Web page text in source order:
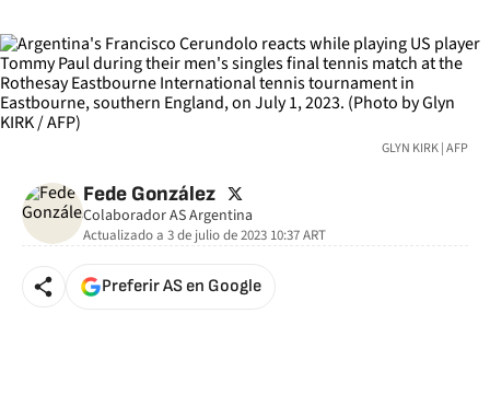
GLYN KIRK | AFP
Fede González twitter
Colaborador AS Argentina
Actualizado a 3 de julio de 2023 10:37ART
Preferir AS en Google